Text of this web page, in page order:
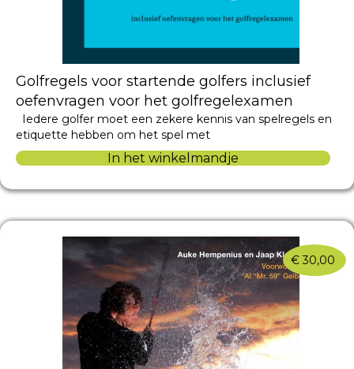
Golfregels voor startende golfers inclusief
oefenvragen voor het golfregelexamen
Iedere golfer moet een zekere kennis van spelregels en
etiquette hebben om het spel met
In het winkelmandje
€ 30,00